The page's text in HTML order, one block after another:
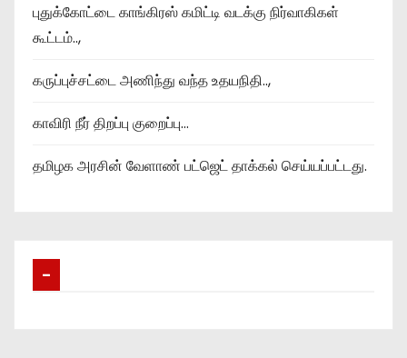
புதுக்கோட்டை காங்கிரஸ் கமிட்டி வடக்கு நிர்வாகிகள்
கூட்டம்..,
கருப்புச்சட்டை அணிந்து வந்த உதயநிதி..,
காவிரி நீர் திறப்பு குறைப்பு…
தமிழக அரசின் வேளாண் பட்ஜெட் தாக்கல் செய்யப்பட்டது.
–